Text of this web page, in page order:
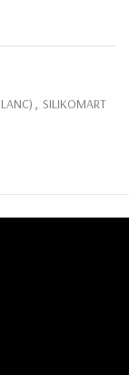
, SILIKOMART